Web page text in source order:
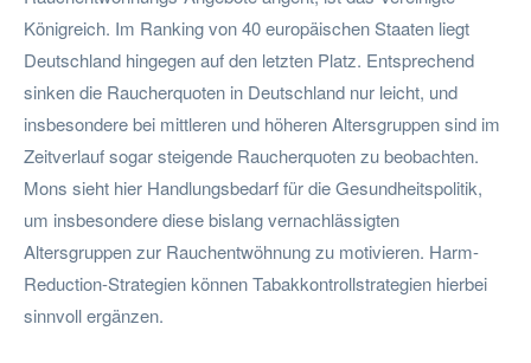
Königreich. Im Ranking von 40 europäischen Staaten liegt
Deutschland hingegen auf den letzten Platz. Entsprechend
sinken die Raucherquoten in Deutschland nur leicht, und
insbesondere bei mittleren und höheren Altersgruppen sind im
Zeitverlauf sogar steigende Raucherquoten zu beobachten.
Mons sieht hier Handlungsbedarf für die Gesundheitspolitik,
um insbesondere diese bislang vernachlässigten
Altersgruppen zur Rauchentwöhnung zu motivieren. Harm-
Reduction-Strategien können Tabakkontrollstrategien hierbei
sinnvoll ergänzen.